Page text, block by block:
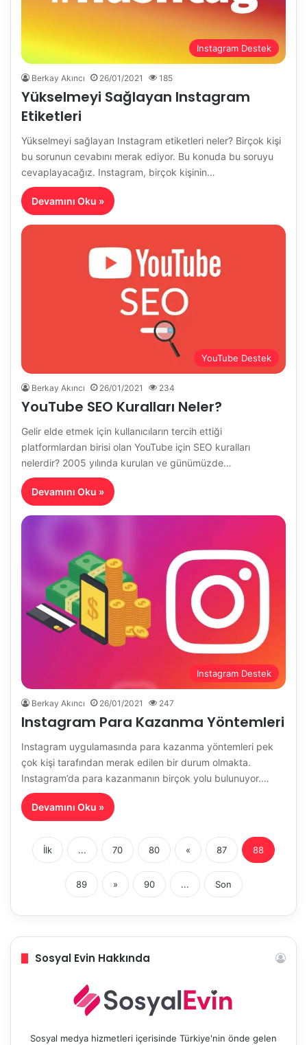
Instagram Destek
Berkay Akıncı 26/01/2021 185
Yükselmeyi Sağlayan Instagram
Etiketleri
Yükselmeyi sağlayan Instagram etiketleri neler? Birçok kişi
bu sorunun cevabını merak ediyor. Bu konuda bu soruyu
cevaplayacağız. Instagram, birçok kişinin…
Devamını Oku »
YouTube Destek
Berkay Akıncı 26/01/2021 234
YouTube SEO Kuralları Neler?
Gelir elde etmek için kullanıcıların tercih ettiği
platformlardan birisi olan YouTube için SEO kuralları
nelerdir? 2005 yılında kurulan ve günümüzde…
Devamını Oku »
Instagram Destek
Berkay Akıncı 26/01/2021 247
Instagram Para Kazanma Yöntemleri
Instagram uygulamasında para kazanma yöntemleri pek
çok kişi tarafından merak edilen bir durum olmakta.
Instagram’da para kazanmanın birçok yolu bulunuyor.…
Devamını Oku »
İlk ... 70 80 « 87 88
89 » 90 ... Son
Sosyal Evin Hakkında
Sosyal medya hizmetleri içerisinde Türkiye'nin önde gelen